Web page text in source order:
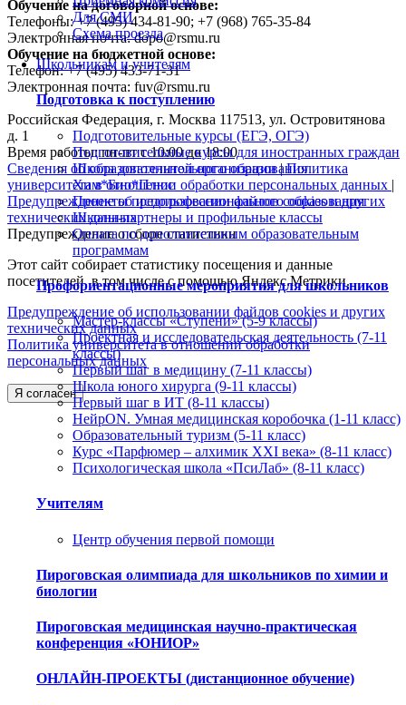
Для СМИ
Схема проезда
Школьникам и учителям
Подготовка к поступлению
Подготовительные курсы (ЕГЭ, ОГЭ)
Подготовительные курсы для иностранных граждан
Школа дополнительного образования
Хим*Био*Плюс
Проекты предпрофессионального образования
Школы-партнеры и профильные классы
Оплата по дополнительным образовательным
программам
Профориентационные мероприятия для школьников
Мастер-классы «Ступени» (5-9 классы)
Проектная и исследовательская деятельность (7-11
классы)
Первый шаг в медицину (7-11 классы)
Школа юного хирурга (9-11 классы)
Первый шаг в ИТ (8-11 классы)
НейрON. Умная медицинская коробочка (1-11 класс)
Образовательный туризм (5-11 класс)
Курс «Парфюмер – алхимик XXI века» (8-11 класс)
Психологическая школа «ПсиЛаб» (8-11 класс)
Учителям
Центр обучения первой помощи
Пироговская олимпиада для школьников по химии и
биологии
Пироговская медицинская научно-практическая
конференция «ЮНИОР»
ОНЛАЙН-ПРОЕКТЫ (дистанционное обучение)
Обучение на договорной основе:
Телефоны: +7 (495) 434-81-90; +7 (968) 765-35-84
Электронная почта: dopo@rsmu.ru
Обучение на бюджетной основе:
Телефон: +7 (495) 433-71-31
Электронная почта: fuv@rsmu.ru
Российская Федерация, г. Москва 117513, ул. Островитянова
д. 1
Время работы: пн-пт с 10:00 до 18:00
Сведения об образовательной организации|Политика
университета в отношении обработки персональных данных |
Предупреждение об использовании файлов cookies и других
технических данных
Предупреждение о сборе статистики
Этот сайт собирает статистику посещения и данные
посетителей, в том числе с помощью Яндекс.Метрики.
Предупреждение об использовании файлов cookies и других
технических данных
Политика университета в отношении обработки
персональных данных
Я согласен